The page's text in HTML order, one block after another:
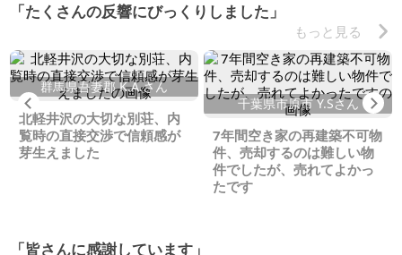
「たくさんの反響にびっくりしました」
もっと見る
Previous
群馬県吾妻郡 K.A.さん
北軽井沢の大切な別荘、内
覧時の直接交渉で信頼感が
芽生えました
千葉県市原市 Y.Sさん
7年間空き家の再建築不可物
件、売却するのは難しい物
件でしたが、売れてよかっ
たです
「皆さんに感謝しています」